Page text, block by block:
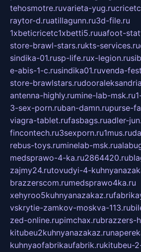
tehosmotre.ruvarieta-yug.ru
raytor-d.ruatillagunn.ru3d-file.ru
1xbeticricetc1xbetti5.ruuafoot-
store-brawl-stars.rukts-services.ru
sindika-01.rusp-life.rux-legion.ru
e-abis-1-c.rusindika01.ruvenda-
store-brawlstars.ru
antenna-highly.rumine-lab-msk.ru
3-sex-porn.ruban-damn.rupurse-
viagra-tablet.rufasbags.ruadler-
fincontech.ru3sexporn.ru1mus.ru
rebus-toys.ruminelab-msk.ru
medsprawo-4-ka.ru2864420.ru
zajmy24.rutovudyi-4-
brazzerscom.rumedsprawo4ka.ru
xehyroo5kuhnyanazakaz.ru
vskrytie-zamkov-moskva-113.ru
zed-online.rupimchax.rubrazzers-
kitubeu2kuhnyanazakaz.ru
kuhnyaofabrikaufabrik.rukitubeu-